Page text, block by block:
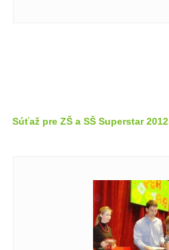
Súťaž pre ZŠ a SŠ Superstar 2012